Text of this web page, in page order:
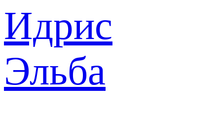
Идрис
Эльба